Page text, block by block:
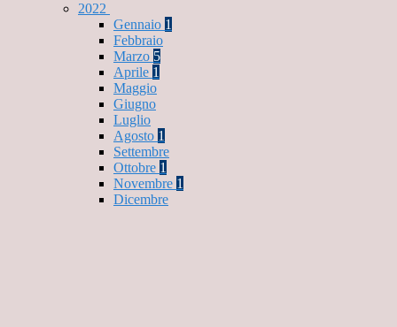
2022
Gennaio 1
Febbraio
Marzo 5
Aprile 1
Maggio
Giugno
Luglio
Agosto 1
Settembre
Ottobre 1
Novembre 1
Dicembre